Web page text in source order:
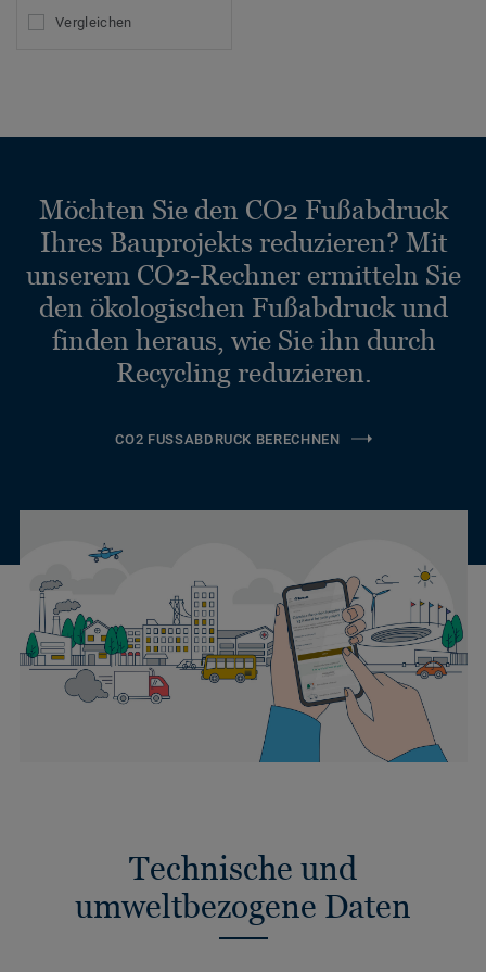
Vergleichen
Möchten Sie den CO2 Fußabdruck
Ihres Bauprojekts reduzieren? Mit
unserem CO2-Rechner ermitteln Sie
den ökologischen Fußabdruck und
finden heraus, wie Sie ihn durch
Recycling reduzieren.
CO2 FUSSABDRUCK BERECHNEN
Technische und
umweltbezogene Daten